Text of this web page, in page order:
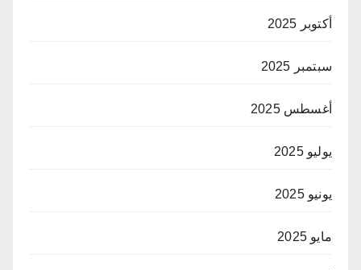
أكتوبر 2025
سبتمبر 2025
أغسطس 2025
يوليو 2025
يونيو 2025
مايو 2025